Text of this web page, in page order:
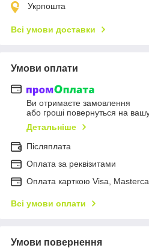
Укрпошта
Всі умови доставки
Умови оплати
Ви отримаєте замовлення
або гроші повернуться на
Детальніше
Післяплата
Оплата за реквізитами
Оплата карткою Visa,
Всі умови оплати
Умови повернення